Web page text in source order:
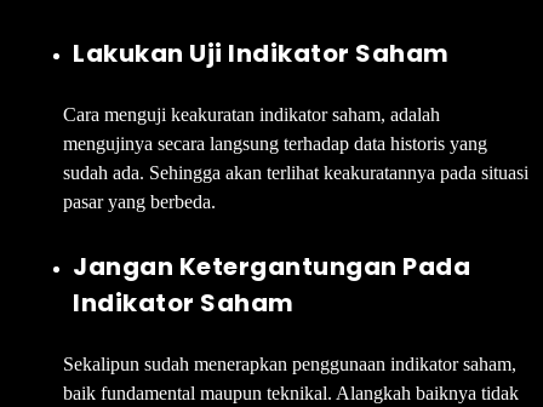
Lakukan Uji Indikator Saham
Cara menguji keakuratan indikator saham, adalah
mengujinya secara langsung terhadap data historis yang
sudah ada. Sehingga akan terlihat keakuratannya pada situasi
pasar yang berbeda.
Jangan Ketergantungan Pada
Indikator Saham
Sekalipun sudah menerapkan penggunaan indikator saham,
baik fundamental maupun teknikal. Alangkah baiknya tidak